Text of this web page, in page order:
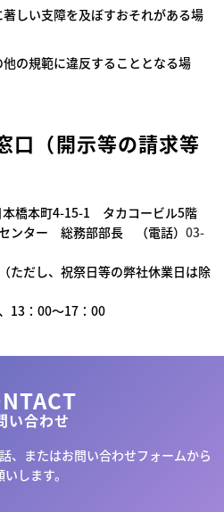
しい支障を及ぼすおそれがある場
の規範に違反することとなる場
口（開示等の請求等
橋本町4-15-1 タカコービル5階
センター 総務部部長 （電話）03-
ただし、祝祭日等の弊社休業日は除
13：00～17：00
い合わせ
、またはお問い合わせフォームから
いします。